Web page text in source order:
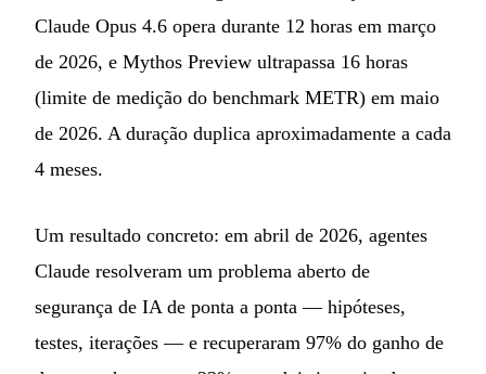
Claude Opus 4.6 opera durante 12 horas em março
de 2026, e Mythos Preview ultrapassa 16 horas
(limite de medição do benchmark METR) em maio
de 2026. A duração duplica aproximadamente a cada
4 meses.
Um resultado concreto: em abril de 2026, agentes
Claude resolveram um problema aberto de
segurança de IA de ponta a ponta — hipóteses,
testes, iterações — e recuperaram 97% do ganho de